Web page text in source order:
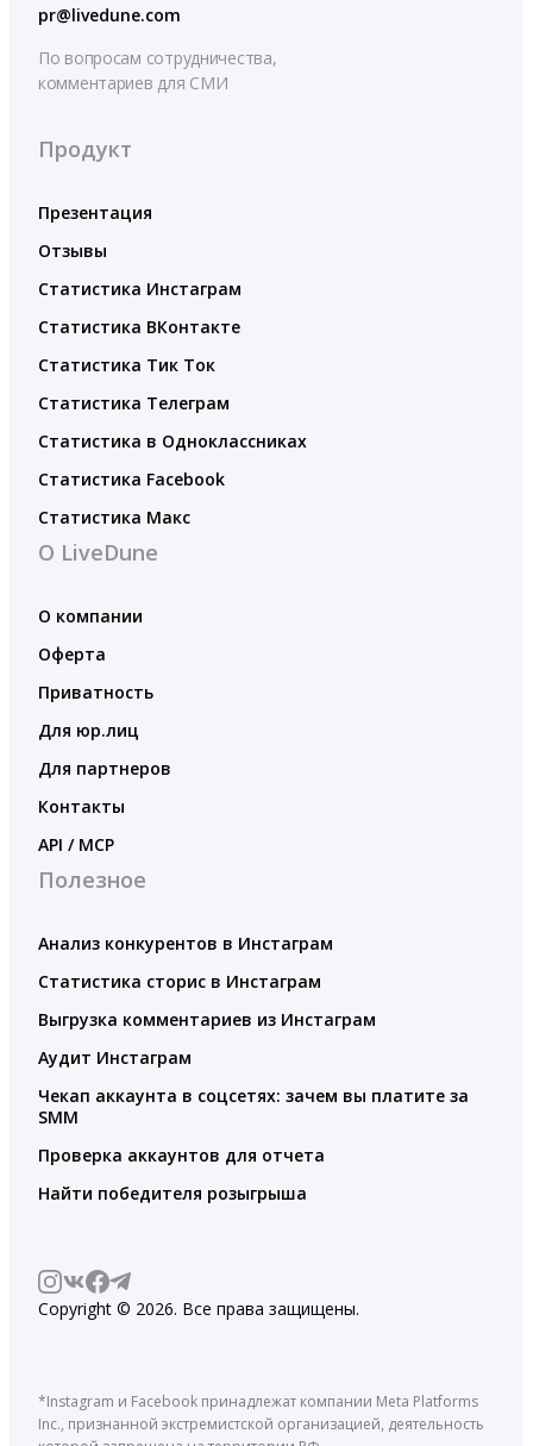
pr@livedune.com
По вопросам сотрудничества,
комментариев для СМИ
Продукт
Презентация
Отзывы
Статистика Инстаграм
Статистика ВКонтакте
Статистика Тик Ток
Статистика Телеграм
Статистика в Одноклассниках
Статистика Facebook
Статистика Макс
О LiveDune
О компании
Оферта
Приватность
Для юр.лиц
Для партнеров
Контакты
API / MCP
Полезное
Анализ конкурентов в Инстаграм
Статистика сторис в Инстаграм
Выгрузка комментариев из Инстаграм
Аудит Инстаграм
Чекап аккаунта в соцсетях: зачем вы платите за
SMM
Проверка аккаунтов для отчета
Найти победителя розыгрыша
Copyright © 2026. Все права защищены.
*Instagram и Facebook принадлежат компании Meta Platforms
Inc., признанной экстремистской организацией, деятельность